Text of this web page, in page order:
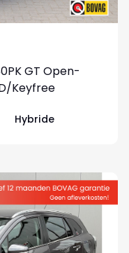
GT Open-
Keyfree
Hybride